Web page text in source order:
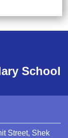
School
Street, Shek